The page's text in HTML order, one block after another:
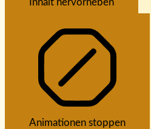
Inhalt hervorheben
Animationen stoppen